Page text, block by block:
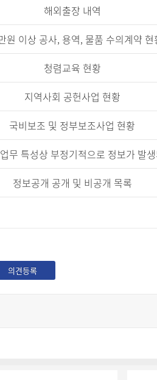
해외출장 내역
원 이상 공사, 용역, 물품 수의계약 현
청렴교육 현황
지역사회 공헌사업 현황
국비보조 및 정부보조사업 현황
무 특성상 부정기적으로 정보가 발
정보공개 공개 및 비공개 목록
의견등록